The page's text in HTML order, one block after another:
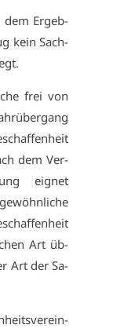
dem Er­geb­
kein Sach­
frei von
dem Ver­
eig­net
Art üb­
Art der Sa­